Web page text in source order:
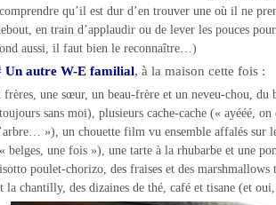
qu’il est dur d’en trouver une où il ne
en train d’applaudir ou de lever les pouces
aussi, il faut bien le reconnaître…)
Un autre W-E familial, à la maison cette fois :
frères, une sœur, un beau-frère et un neveu-chou, du
sans moi), plusieurs cache-cache (« ayééé, on
»), un chouette film vu ensemble affalés sur
belges, une fois »), une tarte à la rhubarbe et une
poulet-chorizo, des fraises et des marshmallows
la chantilly, des dizaines de thé, café et tisane (et